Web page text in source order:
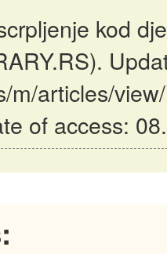
kod
m/articles/
of access: